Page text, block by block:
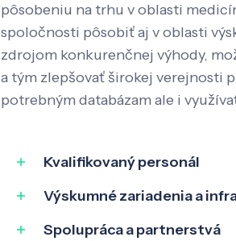
pôsobeniu na trhu v oblasti
spoločnosti pôsobiť aj v oblasti
zdrojom konkurenčnej výhody,
a tým zlepšovať širokej verejnosti
potrebným databázam ale i
Kvalifikovaný personál
Výskumné zariadenia a
Spolupráca a partnerstvá